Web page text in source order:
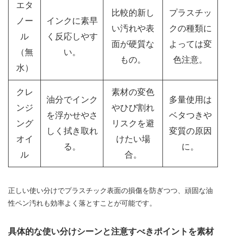
エタ
ノー
ル
（無
水）
インクに素早
く反応しやす
い。
比較的新し
い汚れや表
面が硬質な
もの。
プラスチッ
クの種類に
よっては変
色注意。
クレ
ンジ
ング
オイ
ル
油分でインク
を浮かせやさ
しく拭き取れ
る。
素材の変色
やひび割れ
リスクを避
けたい場
合。
多量使用は
ベタつきや
変質の原因
に。
正しい使い分けでプラスチック表面の損傷を防ぎつつ、頑固な油
性ペン汚れも効率よく落とすことが可能です。
具体的な使い分けシーンと注意すべきポイントを素材